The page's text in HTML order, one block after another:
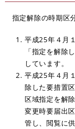
指定解除の時期区
平成25年４月
「指定を解除
しています。
平成25年４月
除した要措置
区域指定を解
変更時要届出
管し、閲覧に